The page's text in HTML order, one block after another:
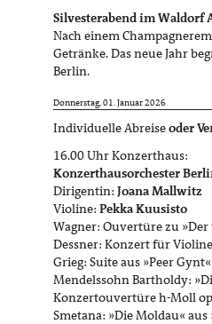
Silvesterabend im Waldorf
Nach einem
Getränke. Das neue Jahr
Berlin.
Donnerstag, 01. Januar 2026
Individuelle Abreiseoder
16.00 Uhr Konzerthaus:
Konzerthausorchester
Dirigentin: Joana Mallwitz
Violine: Pekka Kuusisto
Wagner: Ouvertüre zu
Dessner: Konzert für
Grieg: Suite aus »Peer Gynt«
Mendelssohn Bartholdy:
Konzertouvertüre h-Moll
Smetana: »Die Moldau«